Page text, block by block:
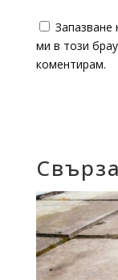
Запазване
ми в този
коментирам.